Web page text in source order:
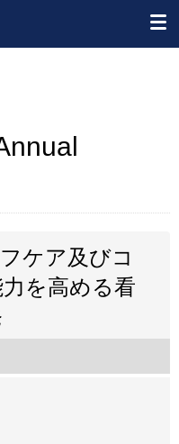
ケア及びコ
を高める看